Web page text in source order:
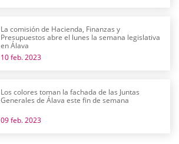
La comisión de Hacienda, Finanzas y
Presupuestos abre el lunes la semana legislativa
en Álava
10 feb. 2023
Los colores toman la fachada de las Juntas
Generales de Álava este fin de semana
09 feb. 2023